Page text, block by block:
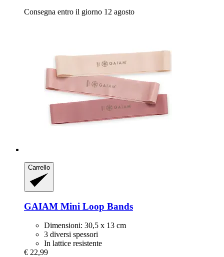
Consegna entro il giorno 12 agosto
Carrello
GAIAM Mini Loop Bands
Dimensioni: 30,5 x 13 cm
3 diversi spessori
In lattice resistente
€ 22,99